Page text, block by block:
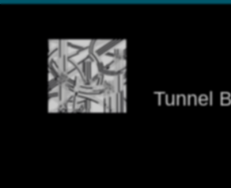
Navigazione Tunnel